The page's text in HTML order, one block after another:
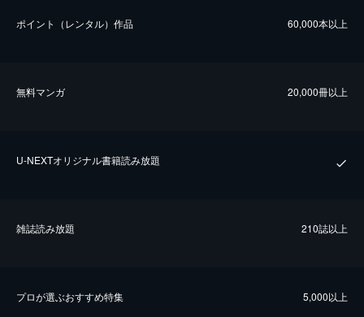
ポイント（レンタル）作品 60,000本以上
無料マンガ 20,000冊以上
U-NEXTオリジナル書籍読み放題
雑誌読み放題 210誌以上
プロが選ぶおすすめ特集 5,000以上